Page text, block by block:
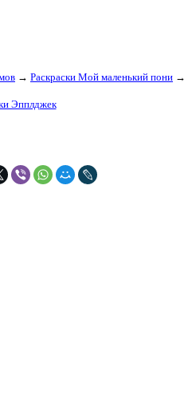
→ Раскраски Мой маленький пони →
Эпплджек